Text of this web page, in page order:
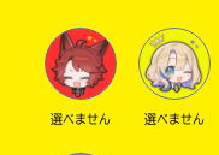
選べません 選べません